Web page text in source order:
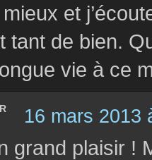
et
tant de bien.
vie à ce
16 mars 2013
grand plaisir !